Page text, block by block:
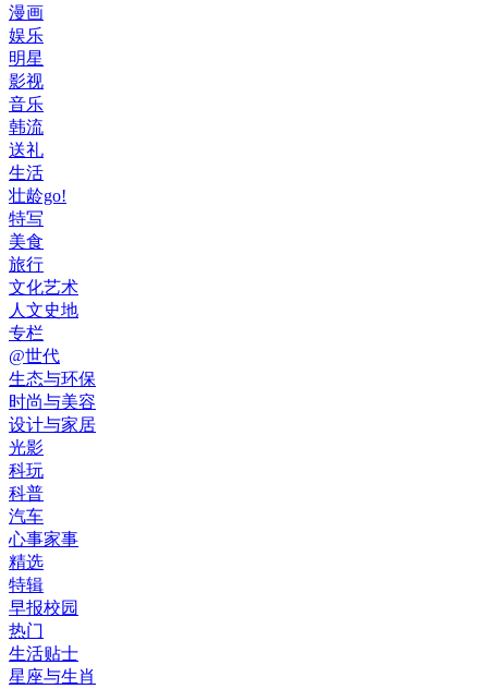
漫画
娱乐
明星
影视
音乐
韩流
送礼
生活
壮龄go!
特写
美食
旅行
文化艺术
人文史地
专栏
@世代
生态与环保
时尚与美容
设计与家居
光影
科玩
科普
汽车
心事家事
精选
特辑
早报校园
热门
生活贴士
星座与生肖